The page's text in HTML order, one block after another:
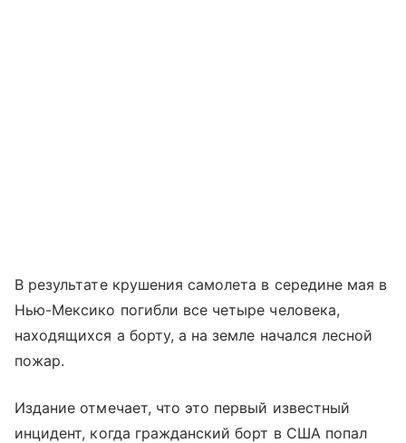
В результате крушения самолета в середине мая в
Нью-Мексико погибли все четыре человека,
находящихся а борту, а на земле начался лесной
пожар.
Издание отмечает, что это первый известный
инцидент, когда гражданский борт в США попал